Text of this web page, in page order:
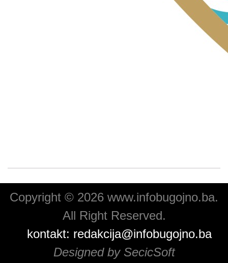
Copyright © 2026 www.infobugojno.ba.
All Right Reserved.
kontakt: redakcija@infobugojno.ba
Designed by SecicSoft